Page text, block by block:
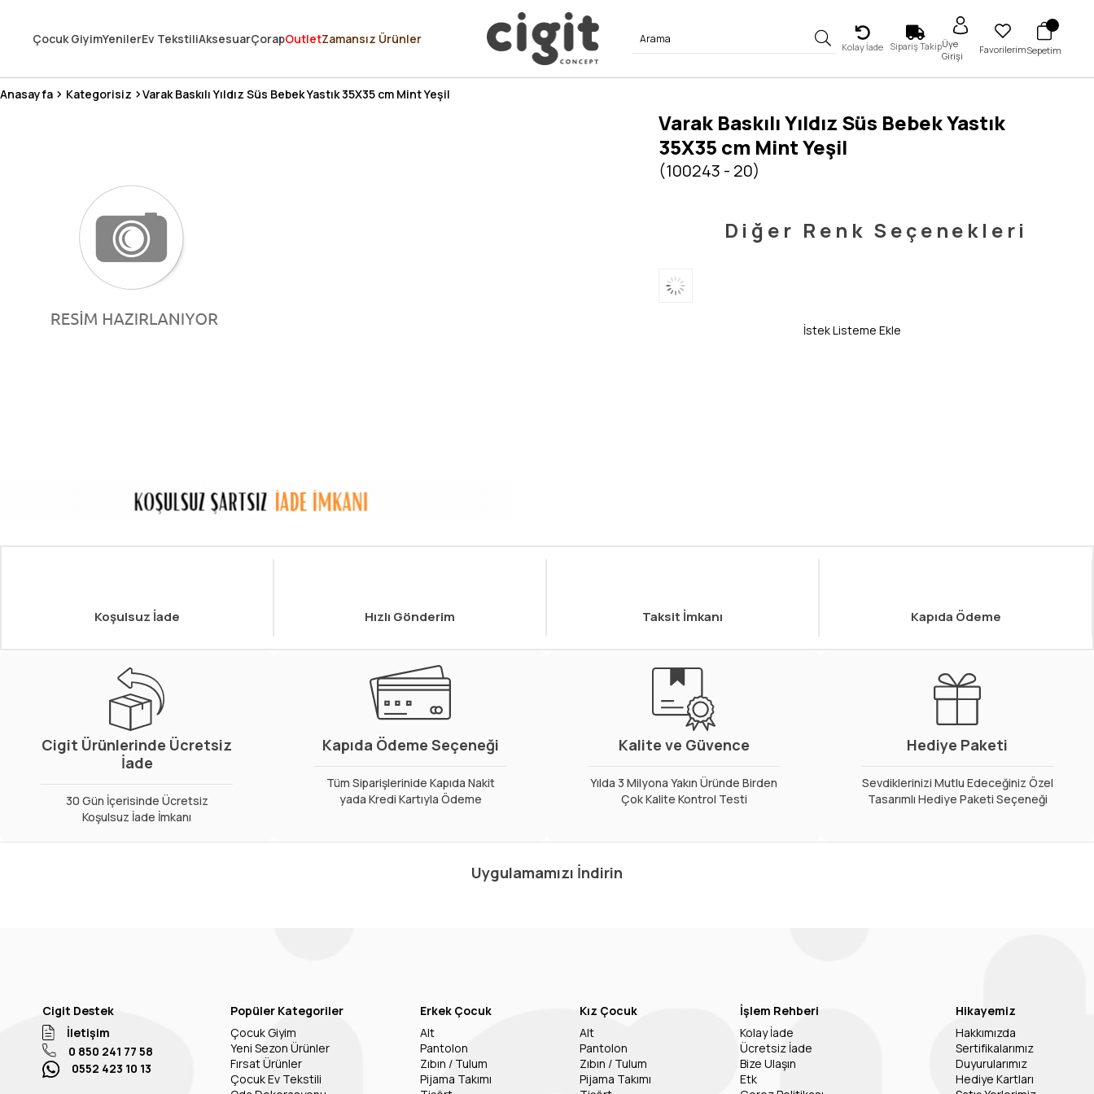
3 MİLYONDAN FAZLA MUTLU MÜŞTERİ ❤️ 10 MİLYON ÜRÜN
Çocuk GiyimYenilerEv TekstiliAksesuarÇorapOutletZamansız Ürünler
Kolay İade Sipariş TakipÜye
Girişi
FavorilerimSepetim
Anasayfa Kategorisiz Varak Baskılı Yıldız Süs Bebek Yastık 35X35 cm Mint Yeşil
Varak Baskılı Yıldız Süs Bebek Yastık
35X35 cm Mint Yeşil
(100243 - 20)
Diğer Renk Seçenekleri
İstek Listeme Ekle
Koşulsuz İade Hızlı Gönderim Taksit İmkanı Kapıda Ödeme
Cigit Ürünlerinde Ücretsiz
İade
30 Gün İçerisinde Ücretsiz
Koşulsuz İade İmkanı
Kapıda Ödeme Seçeneği
Tüm Siparişlerinide Kapıda Nakit
yada Kredi Kartıyla Ödeme
Kalite ve Güvence
Yılda 3 Milyona Yakın Üründe Birden
Çok Kalite Kontrol Testi
Hediye Paketi
Sevdiklerinizi Mutlu Edeceğiniz Özel
Tasarımlı Hediye Paketi Seçeneği
Uygulamamızı İndirin
Cigit Destek
İletişim
0 850 241 77 58
0552 423 10 13
Popüler Kategoriler
Çocuk Giyim
Yeni Sezon Ürünler
Fırsat Ürünler
Çocuk Ev Tekstili
Erkek Çocuk
Alt
Pantolon
Zıbın / Tulum
Pijama Takımı
Kız Çocuk
Alt
Pantolon
Zıbın / Tulum
Pijama Takımı
İşlem Rehberi
Kolay İade
Ücretsiz İade
Bize Ulaşın
Etk
Hikayemiz
Hakkımızda
Sertifikalarımız
Duyurularımız
Hediye Kartları